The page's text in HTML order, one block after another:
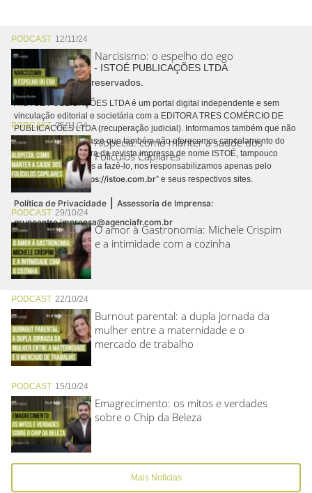
PODCAST 12/11/24
Narcisismo: o espelho do ego
PODCAST05/11/24
Alopecia: como manter a saúde dos
Folículos Capilares
PODCAST 29/10/24
O amor à Gastronomia: Michele Crispim
e a intimidade com a cozinha
PODCAST 22/10/24
Burnout parental: a dupla jornada da
mulher entre a maternidade e o
mercado de trabalho
PODCAST 15/10/24
Emagrecimento: os mitos e verdades
sobre o Chip da Beleza
Mais Noticias
Copyright © 2026 - ISTOÉ PUBLICAÇÕES LTDA
Todos os direitos reservados.
A ISTOÉ PUBLICAÇÕES LTDA é um portal digital independente e sem
vinculação editorial e societária com a EDITORA TRES COMÉRCIO DE
PUBLICACÕES LTDA (recuperação judicial). Informamos também que não
realizamos cobranças e que também não oferecemos cancelamento do
contrato de assinatura da revista impressa de nome ISTOÉ, tampouco
autorizamos terceiros a fazê-lo, nos responsabilizamos apenas pelo
conteúdo digital “https://istoe.com.br” e seus respectivos sites.
Política de Privacidade | Assessoria de Imprensa:
grupoentre.imprensa@agenciafr.com.br